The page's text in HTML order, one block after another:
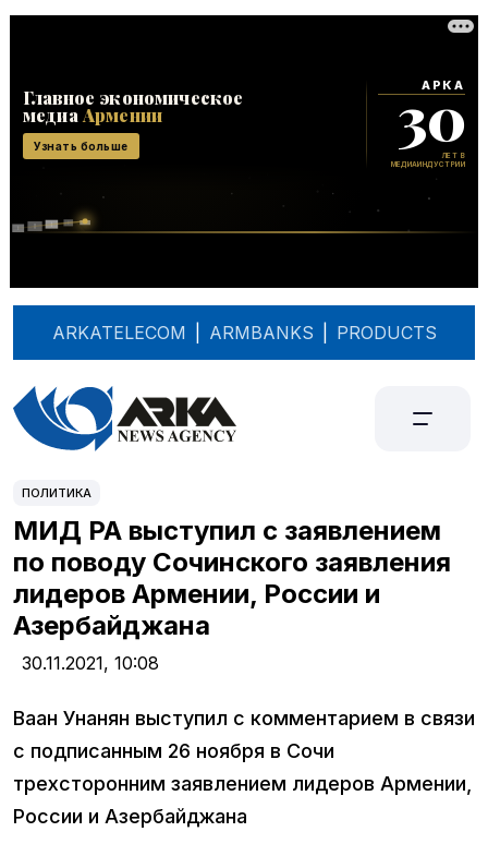
ARKATELECOM ARMBANKS PRODUCTS
ПОЛИТИКА
МИД РА выступил с заявлением
по поводу Сочинского заявления
лидеров Армении, России и
Азербайджана
30.11.2021, 10:08
Ваан Унанян выступил с комментарием в связи
с подписанным 26 ноября в Сочи
трехсторонним заявлением лидеров Армении,
России и Азербайджана